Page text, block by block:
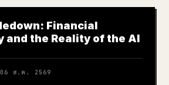
Financial
and the Reality of the AI
06 ส.ค. 2569